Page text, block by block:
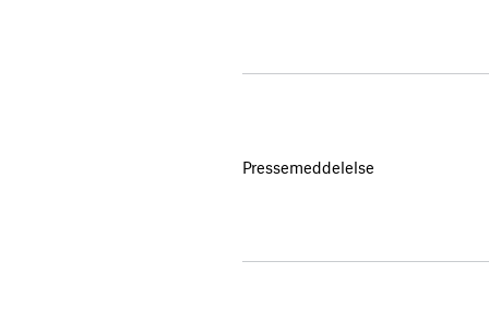
Pressemeddelelse